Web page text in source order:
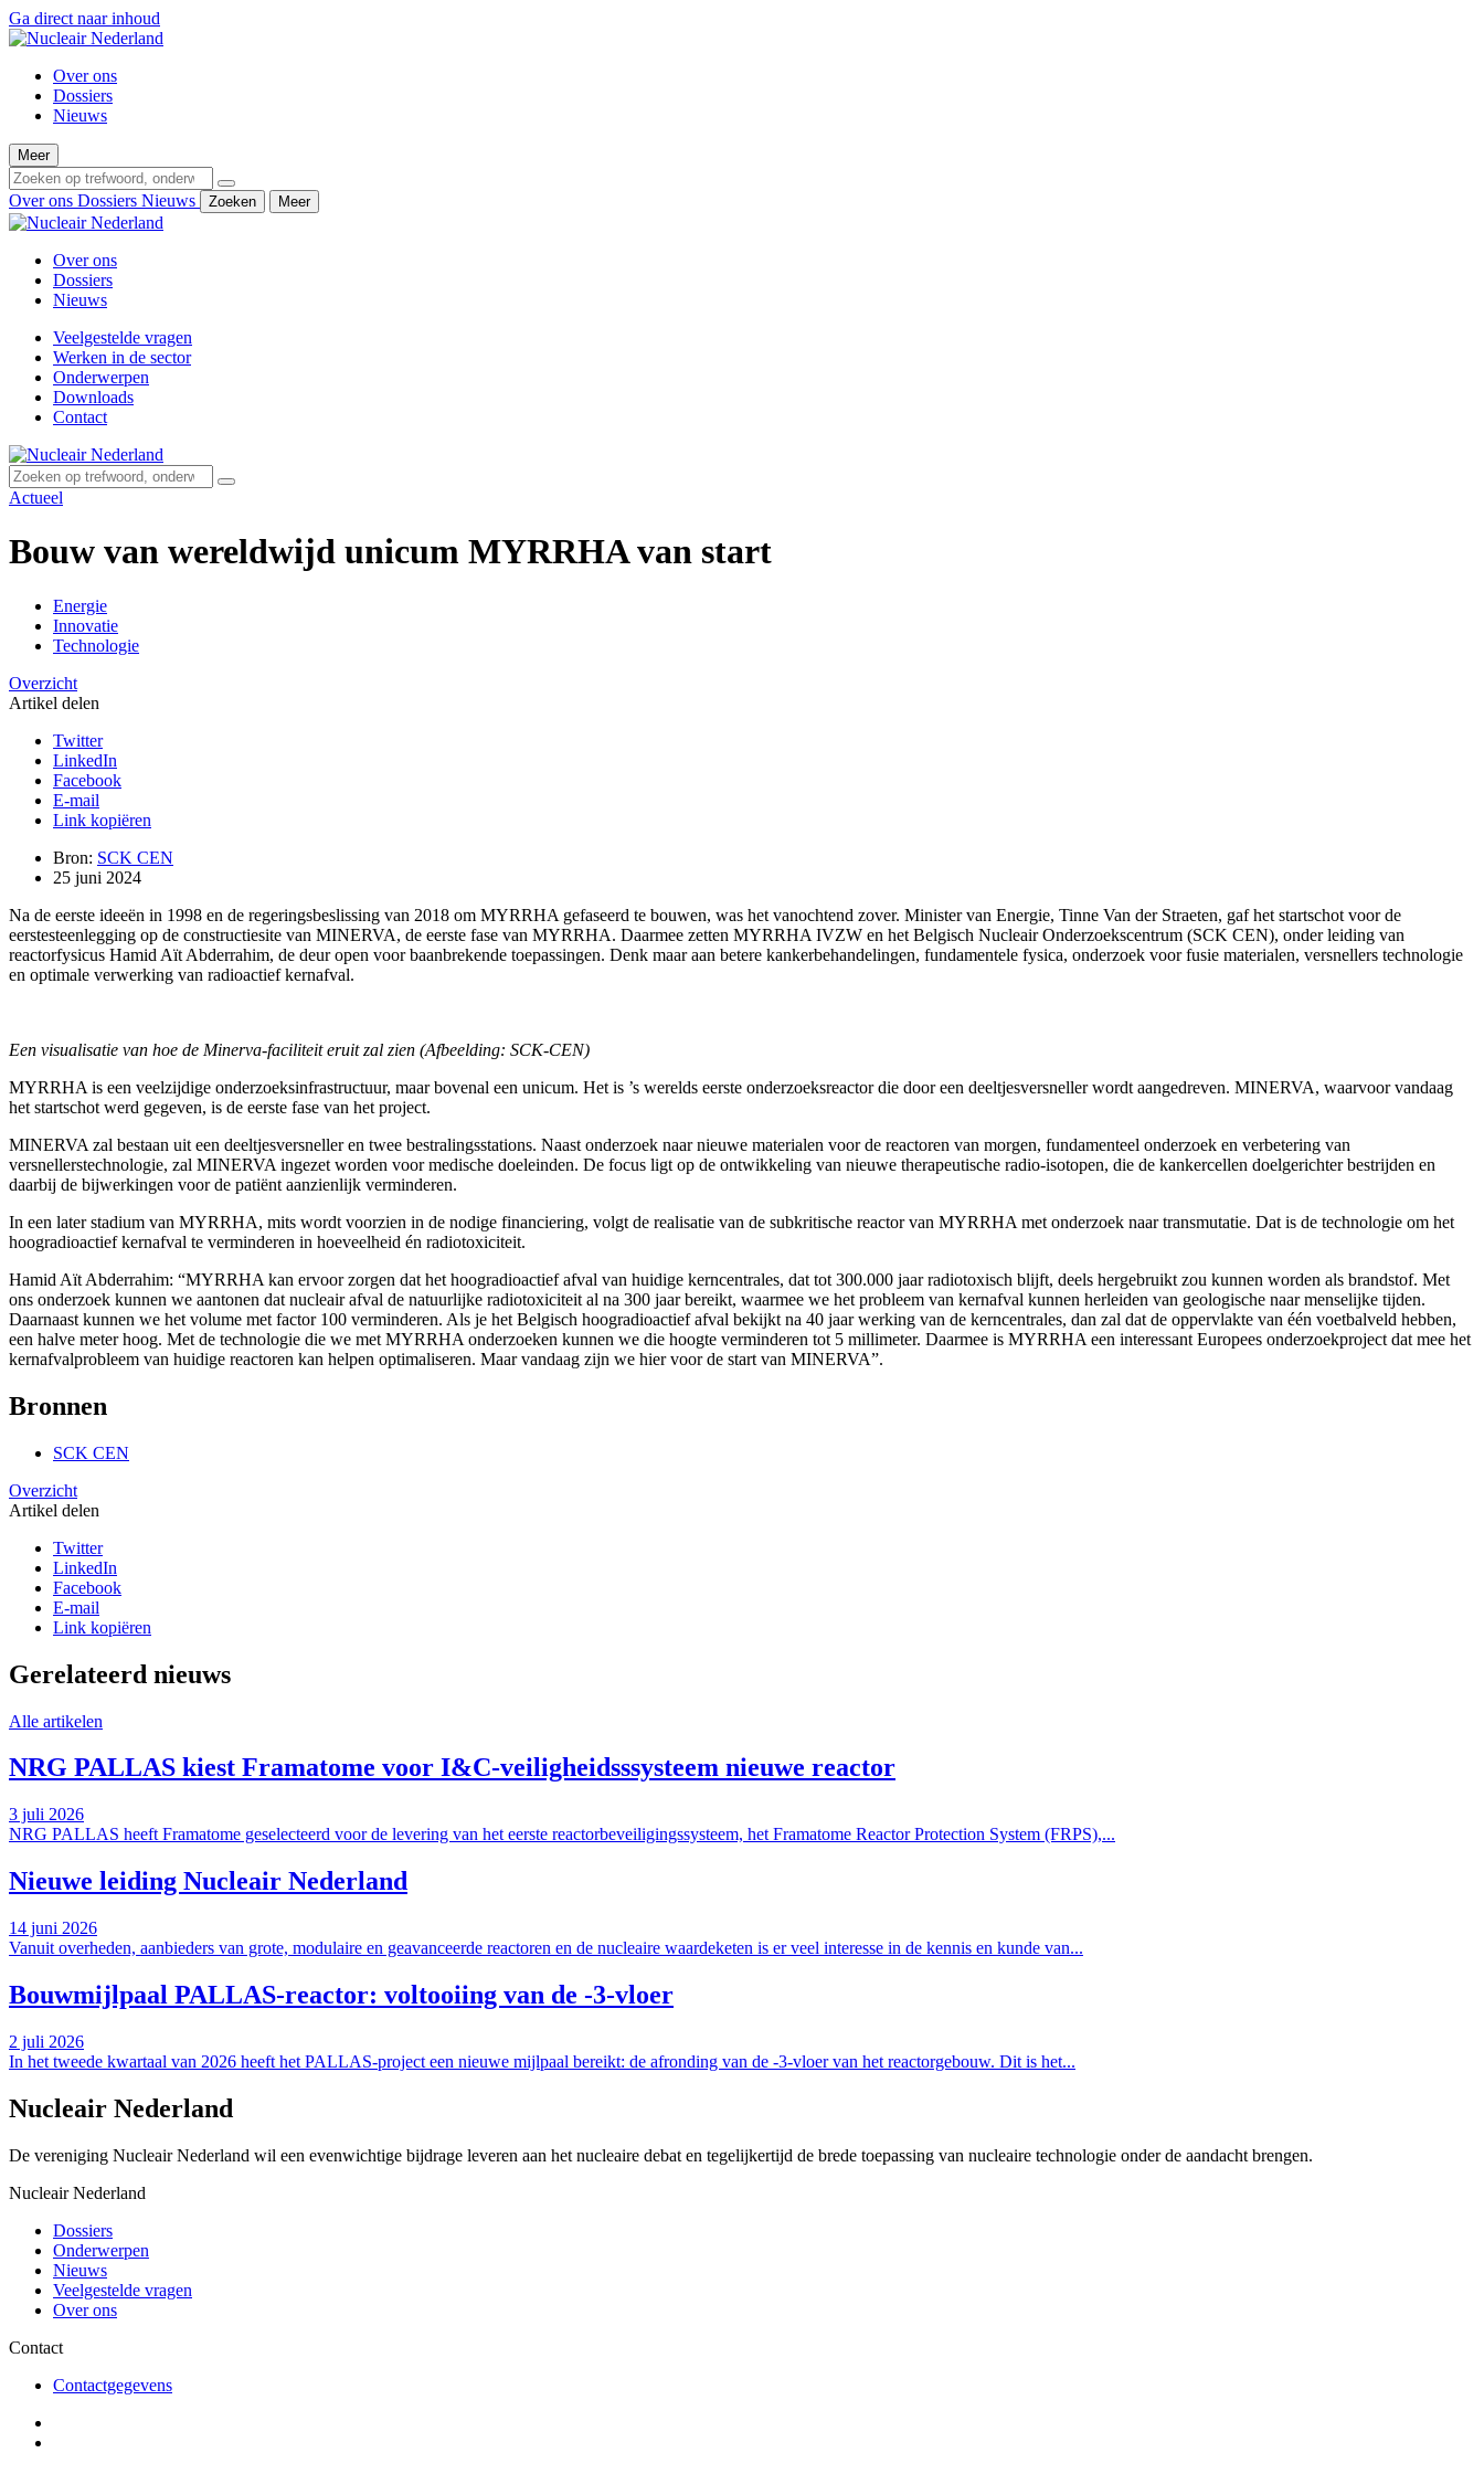
Ga direct naar inhoud
Over ons
Dossiers
Nieuws
Meer
Over ons Dossiers Nieuws Zoeken Meer
Over ons
Dossiers
Nieuws
Veelgestelde vragen
Werken in de sector
Onderwerpen
Downloads
Contact
Actueel
Bouw van wereldwijd unicum MYRRHA van start
Energie
Innovatie
Technologie
Overzicht
Artikel delen
Twitter
LinkedIn
Facebook
E-mail
Link kopiëren
Bron: SCK CEN
25 juni 2024
Na de eerste ideeën in 1998 en de regeringsbeslissing van 2018 om MYRRHA gefaseerd te bouwen, was het vanochtend zover. Minister van Energie, Tinne Van der Straeten, gaf het startschot voor de
eerstesteenlegging op de constructiesite van MINERVA, de eerste fase van MYRRHA. Daarmee zetten MYRRHA IVZW en het Belgisch Nucleair Onderzoekscentrum (SCK CEN), onder leiding van
reactorfysicus Hamid Aït Abderrahim, de deur open voor baanbrekende toepassingen. Denk maar aan betere kankerbehandelingen, fundamentele fysica, onderzoek voor fusie materialen, versnellers technologie
en optimale verwerking van radioactief kernafval.
Een visualisatie van hoe de Minerva-faciliteit eruit zal zien (Afbeelding: SCK-CEN)
MYRRHA is een veelzijdige onderzoeksinfrastructuur, maar bovenal een unicum. Het is ’s werelds eerste onderzoeksreactor die door een deeltjesversneller wordt aangedreven. MINERVA, waarvoor vandaag
het startschot werd gegeven, is de eerste fase van het project.
MINERVA zal bestaan uit een deeltjesversneller en twee bestralingsstations. Naast onderzoek naar nieuwe materialen voor de reactoren van morgen, fundamenteel onderzoek en verbetering van
versnellerstechnologie, zal MINERVA ingezet worden voor medische doeleinden. De focus ligt op de ontwikkeling van nieuwe therapeutische radio-isotopen, die de kankercellen doelgerichter bestrijden en
daarbij de bijwerkingen voor de patiënt aanzienlijk verminderen.
In een later stadium van MYRRHA, mits wordt voorzien in de nodige financiering, volgt de realisatie van de subkritische reactor van MYRRHA met onderzoek naar transmutatie. Dat is de technologie om het
hoogradioactief kernafval te verminderen in hoeveelheid én radiotoxiciteit.
Hamid Aït Abderrahim: “MYRRHA kan ervoor zorgen dat het hoogradioactief afval van huidige kerncentrales, dat tot 300.000 jaar radiotoxisch blijft, deels hergebruikt zou kunnen worden als brandstof. Met
ons onderzoek kunnen we aantonen dat nucleair afval de natuurlijke radiotoxiciteit al na 300 jaar bereikt, waarmee we het probleem van kernafval kunnen herleiden van geologische naar menselijke tijden.
Daarnaast kunnen we het volume met factor 100 verminderen. Als je het Belgisch hoogradioactief afval bekijkt na 40 jaar werking van de kerncentrales, dan zal dat de oppervlakte van één voetbalveld hebben,
een halve meter hoog. Met de technologie die we met MYRRHA onderzoeken kunnen we die hoogte verminderen tot 5 millimeter. Daarmee is MYRRHA een interessant Europees onderzoekproject dat mee het
kernafvalprobleem van huidige reactoren kan helpen optimaliseren. Maar vandaag zijn we hier voor de start van MINERVA”.
Bronnen
SCK CEN
Overzicht
Artikel delen
Twitter
LinkedIn
Facebook
E-mail
Link kopiëren
Gerelateerd nieuws
Alle artikelen
NRG PALLAS kiest Framatome voor I&C-veiligheidsssysteem nieuwe reactor
3 juli 2026
NRG PALLAS heeft Framatome geselecteerd voor de levering van het eerste reactorbeveiligingssysteem, het Framatome Reactor Protection System (FRPS),...
Nieuwe leiding Nucleair Nederland
14 juni 2026
Vanuit overheden, aanbieders van grote, modulaire en geavanceerde reactoren en de nucleaire waardeketen is er veel interesse in de kennis en kunde van...
Bouwmijlpaal PALLAS-reactor: voltooiing van de -3-vloer
2 juli 2026
In het tweede kwartaal van 2026 heeft het PALLAS-project een nieuwe mijlpaal bereikt: de afronding van de -3-vloer van het reactorgebouw. Dit is het...
Nucleair Nederland
De vereniging Nucleair Nederland wil een evenwichtige bijdrage leveren aan het nucleaire debat en tegelijkertijd de brede toepassing van nucleaire technologie onder de aandacht brengen.
Nucleair Nederland
Dossiers
Onderwerpen
Nieuws
Veelgestelde vragen
Over ons
Contact
Contactgegevens